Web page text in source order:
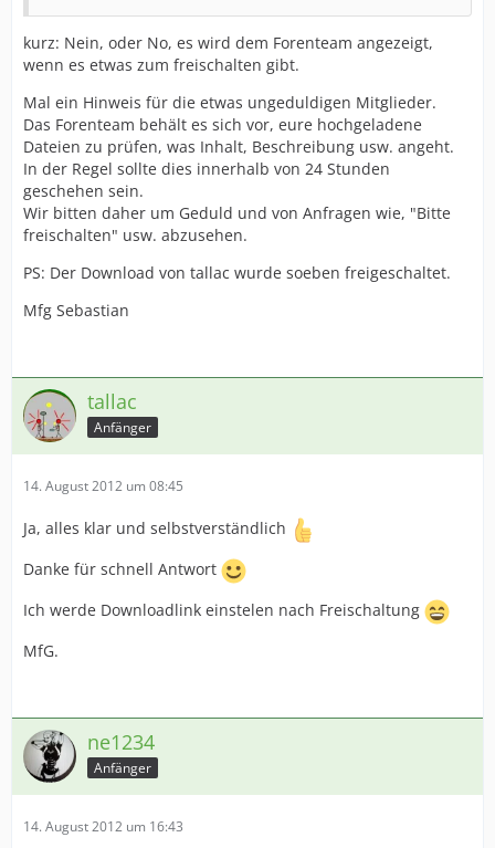
kurz: Nein, oder No, es wird dem Forenteam angezeigt,
wenn es etwas zum freischalten gibt.
Mal ein Hinweis für die etwas ungeduldigen Mitglieder.
Das Forenteam behält es sich vor, eure hochgeladene
Dateien zu prüfen, was Inhalt, Beschreibung usw. angeht.
In der Regel sollte dies innerhalb von 24 Stunden
geschehen sein.
Wir bitten daher um Geduld und von Anfragen wie, "Bitte
freischalten" usw. abzusehen.
PS: Der Download von tallac wurde soeben freigeschaltet.
Mfg Sebastian
tallac
Anfänger
14. August 2012 um 08:45
Ja, alles klar und selbstverständlich
Danke für schnell Antwort
Ich werde Downloadlink einstelen nach Freischaltung
MfG.
ne1234
Anfänger
14. August 2012 um 16:43